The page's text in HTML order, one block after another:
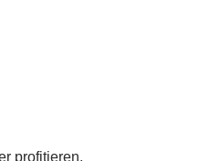
profitieren.